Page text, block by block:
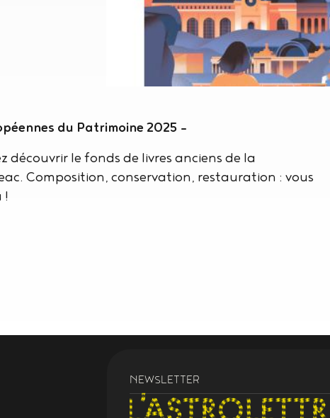
du Patrimoine 2025 -
découvrir le fonds de livres anciens de la
Composition, conservation, restauration : vous
!
NEWSLETTER